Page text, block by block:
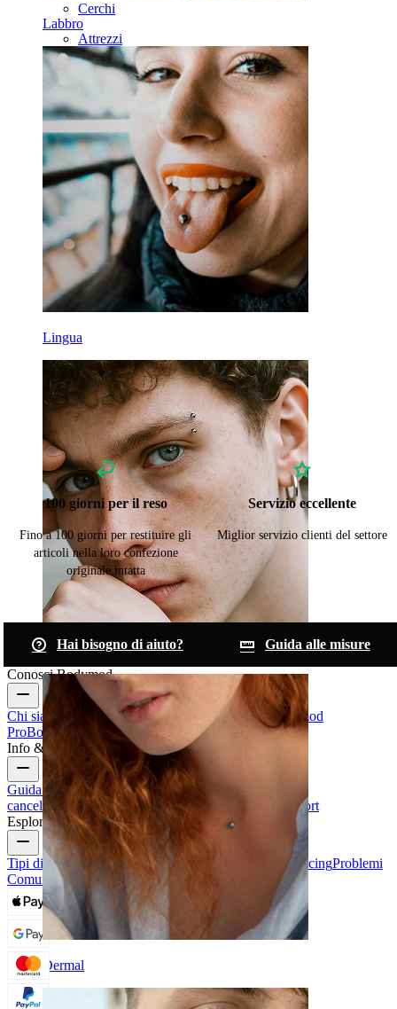
Labbro
Lingua
Sopracciglio
Dermal
Cerchi
Attrezzi
Banane
Titanio
100 giorni per il reso
Fino a 100 giorni per restituire gli
articoli nella loro confezione
originale intatta
Servizio eccellente
Miglior servizio clienti del settore
Hai bisogno di aiuto?
Guida alle misure
Conosci Bodymod
Chi siamo Blog Termini & condizioni ContattaciBodymod
ProBodymod Creators
Recensioni Bodymod
Info & Aiuto
Guida alle taglie Traccia il tuo ordine Consegna
Resi &
cancellazioni PagamentiIl mio account
Bodymod support
Esplora
Tipi di Gioielli da PiercingMateriali dei gioielli da piercingProblemi
Comuni Dei Piercing e Cura